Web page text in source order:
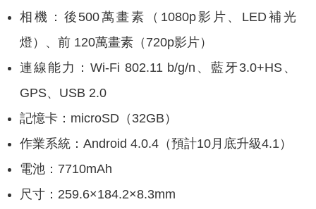
相機：後500萬畫素（1080p影片、LED補光
燈）、前 120萬畫素（720p影片）
連線能力：Wi-Fi 802.11 b/g/n、藍牙3.0+HS、
GPS、USB 2.0
記憶卡：microSD（32GB）
作業系統：Android 4.0.4（預計10月底升級4.1）
電池：7710mAh
尺寸：259.6×184.2×8.3mm